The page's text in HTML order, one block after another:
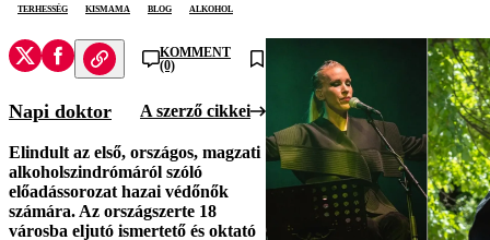
terhesség
kismama blog alkohol
KOMMENT
(0)
Napi doktor A szerző cikkei
Elindult az első, országos, magzati
alkoholszindrómáról szóló
előadássorozat hazai védőnők
számára. Az országszerte 18
városba eljutó ismertető és oktató